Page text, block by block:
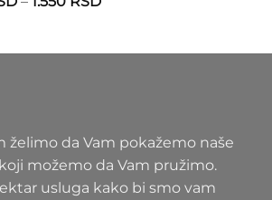
do
1.100 RSD
želimo da Vam pokažemo naše
možemo da Vam pružimo.
usluga kako bi smo vam